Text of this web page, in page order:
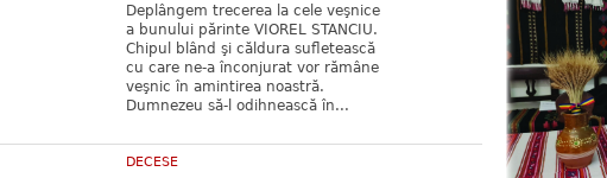
Deplângem trecerea la cele veşnice
a bunului părinte VIOREL STANCIU.
Chipul blând şi căldura sufletească
cu care ne-a înconjurat vor rămâne
veşnic în amintirea noastră.
Dumnezeu să-l odihnească în...
DECESE